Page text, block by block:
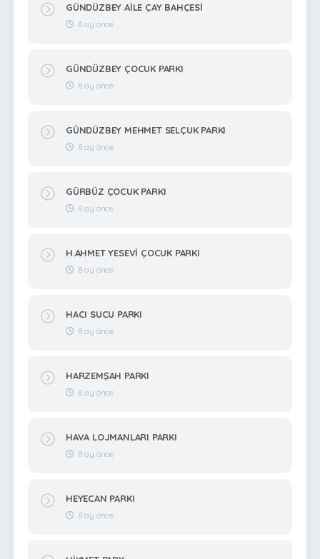
GÜNDÜZBEY AİLE ÇAY BAHÇESİ
8 ay önce
GÜNDÜZBEY ÇOCUK PARKI
8 ay önce
GÜNDÜZBEY MEHMET SELÇUK PARKI
8 ay önce
GÜRBÜZ ÇOCUK PARKI
8 ay önce
H.AHMET YESEVİ ÇOCUK PARKI
8 ay önce
HACI SUCU PARKI
8 ay önce
HARZEMŞAH PARKI
8 ay önce
HAVA LOJMANLARI PARKI
8 ay önce
HEYECAN PARKI
8 ay önce